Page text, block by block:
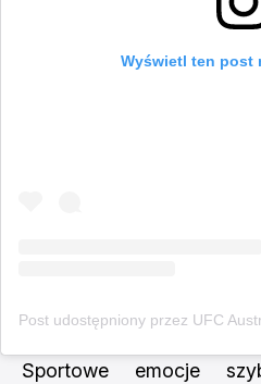
Wyświetl ten post
Sportowe emocje